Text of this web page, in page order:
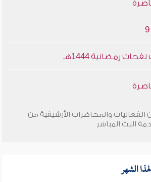
رمضانية 1444هـ
الفعاليات والمحاضرات الأرشيفية من
البث المباشر
الشهر